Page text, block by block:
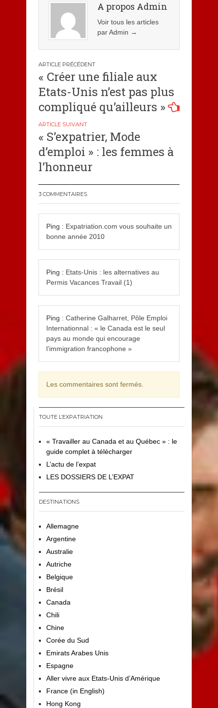
A propos Admin
Voir tous les articles
par Admin →
Navigation
de
l’article
« Créer une filiale aux
Etats-Unis n’est pas plus
compliqué qu’ailleurs »
« S’expatrier, Mode
d’emploi‬ » : les femmes à
l’honneur
3 COMMENTAIRES
Ping : Expatriation.com vous souhaite un
bonne année 2010
Ping : Etats-Unis : les alternatives au
Permis Vacances Travail (1)
Ping : Catherine Galharret, Pôle Emploi
Internationnal : « le Canada est le seul
pays au monde qui encourage
l’immigration francophone »
Les commentaires sont fermés.
TOUTE L’EXPATRIATION
« Travailler au Canada et au Québec » : le
guide complet à télécharger
L’actu de l’expat
LES DOSSIERS DE L’EXPAT
DESTINATIONS
Allemagne
Argentine
Australie
Autriche
Belgique
Brésil
Canada
Chili
Chine
Corée du Sud
Emirats Arabes Unis
Espagne
Aller vivre aux Etats-Unis d’Amérique
France (in English)
Hong Kong